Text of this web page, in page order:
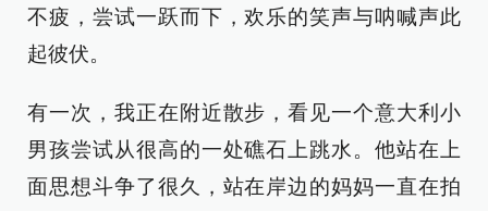
不疲，尝试一跃而下，欢乐的笑声与呐喊声此
起彼伏。
有一次，我正在附近散步，看见一个意大利小
男孩尝试从很高的一处礁石上跳水。他站在上
面思想斗争了很久，站在岸边的妈妈一直在拍